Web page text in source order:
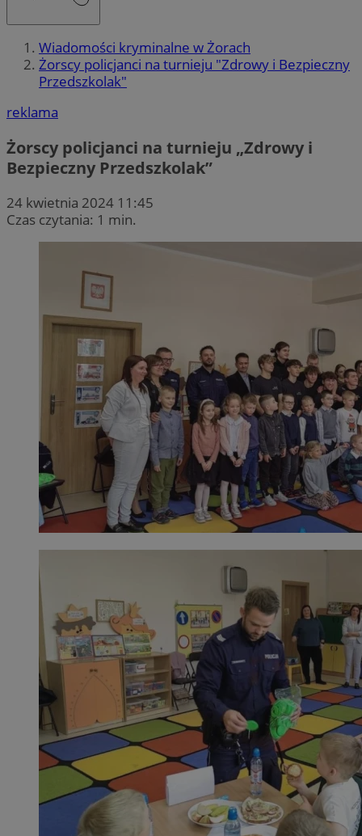
Wiadomości kryminalne w Żorach
Żorscy policjanci na turnieju "Zdrowy i Bezpieczny
Przedszkolak"
reklama
Żorscy policjanci na turnieju „Zdrowy i
Bezpieczny Przedszkolak”
24 kwietnia 2024 11:45
Czas czytania: 1 min.